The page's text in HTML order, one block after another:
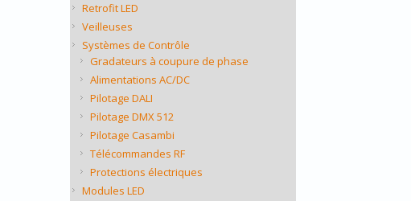
Retrofit LED
Veilleuses
Systèmes de Contrôle
Gradateurs à coupure de phase
Alimentations AC/DC
Pilotage DALI
Pilotage DMX 512
Pilotage Casambi
Télécommandes RF
Protections électriques
Modules LED